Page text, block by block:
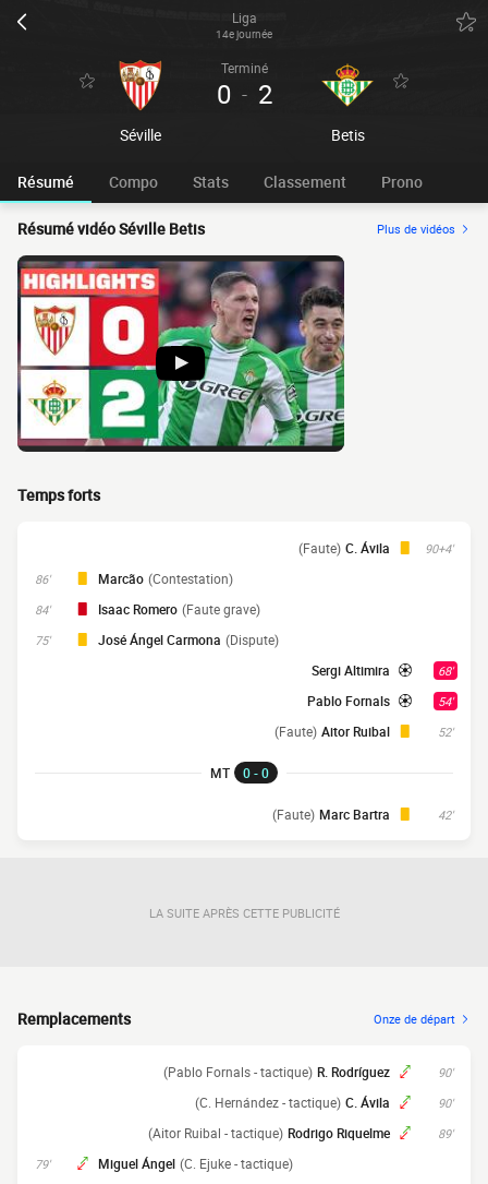
Liga
14e journée
Séville
Terminé
0 - 2
Betis
Résumé Compo Stats Classement Prono
Résumé vidéo Séville Betis Plus de vidéos
Temps forts
90+4'
C. Ávila
(Faute)
86' Marcão (Contestation)
84' Isaac Romero (Faute grave)
75' José Ángel Carmona (Dispute)
68'
Sergi Altimira
54'
Pablo Fornals
52'
Aitor Ruibal
(Faute)
MT 0 - 0
42'
Marc Bartra
(Faute)
LA SUITE APRÈS CETTE PUBLICITÉ
Remplacements Onze de départ
90'
R. Rodríguez
(Pablo Fornals - tactique)
90'
C. Ávila
(C. Hernández - tactique)
89'
Rodrigo Riquelme
(Aitor Ruibal - tactique)
79' Miguel Ángel (C. Ejuke - tactique)